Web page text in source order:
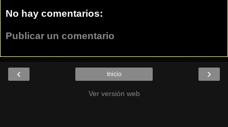
No hay comentarios:
Publicar un comentario
‹ ›
Inicio
Ver versión web